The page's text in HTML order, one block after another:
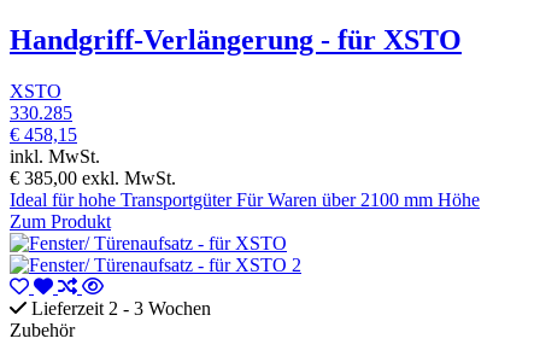
Handgriff-Verlängerung - für XSTO
XSTO
330.285
€ 458,15
inkl. MwSt.
€ 385,00 exkl. MwSt.
Ideal für hohe Transportgüter Für Waren über 2100 mm Höhe
Zum Produkt
Lieferzeit 2 - 3 Wochen
Zubehör